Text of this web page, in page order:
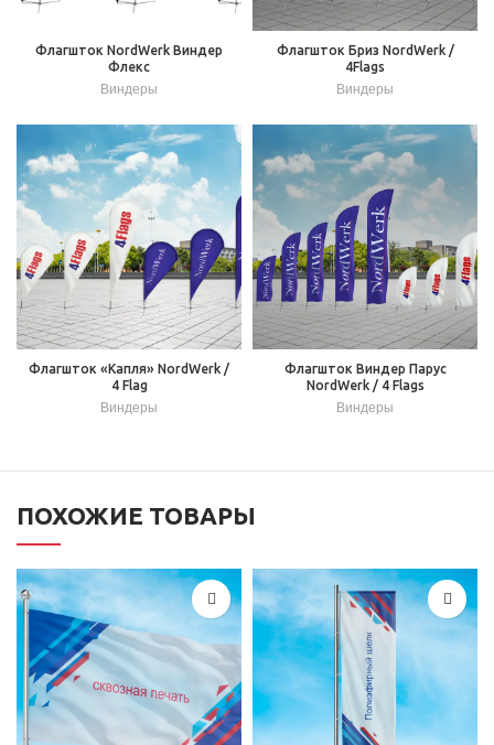
Флагшток NordWerk Виндер
Флекс
Виндеры
Флагшток Бриз NordWerk /
4Flags
Виндеры
Флагшток «Капля» NordWerk /
4 Flag
Виндеры
Флагшток Виндер Парус
NordWerk / 4 Flags
Виндеры
ПОХОЖИЕ ТОВАРЫ